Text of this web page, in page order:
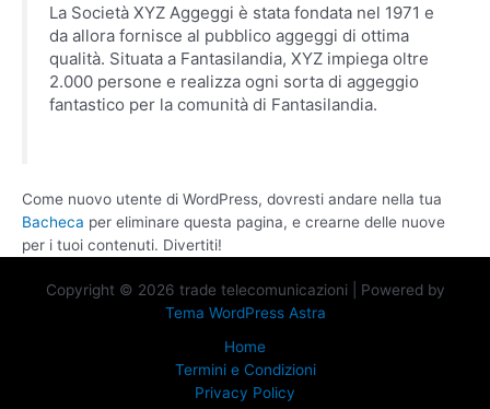
La Società XYZ Aggeggi è stata fondata nel 1971 e
da allora fornisce al pubblico aggeggi di ottima
qualità. Situata a Fantasilandia, XYZ impiega oltre
2.000 persone e realizza ogni sorta di aggeggio
fantastico per la comunità di Fantasilandia.
Come nuovo utente di WordPress, dovresti andare nella tua
Bacheca per eliminare questa pagina, e crearne delle nuove
per i tuoi contenuti. Divertiti!
Copyright © 2026 trade telecomunicazioni | Powered by
Tema WordPress Astra
Home
Termini e Condizioni
Privacy Policy